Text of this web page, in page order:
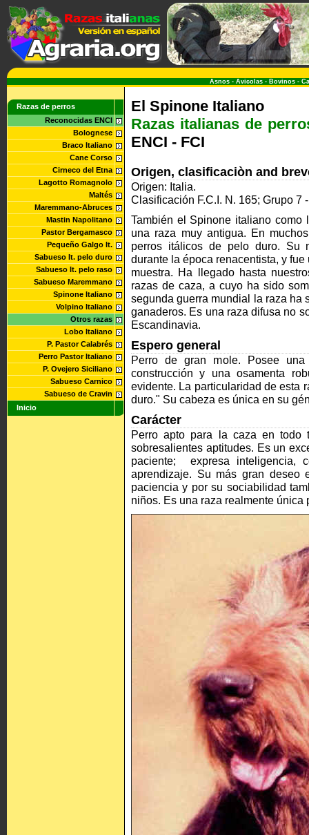
Asnos - Avicolas - Bovinos -
Razas de perros
Reconocidas ENCI
Bolognese
Braco Italiano
Cane Corso
Cirneco del Etna
Lagotto Romagnolo
Maltés
Maremmano-Abruces
Mastin Napolitano
Pastor Bergamasco
Pequeño Galgo It.
Sabueso It. pelo duro
Sabueso It. pelo raso
Sabueso Maremmano
Spinone Italiano
Volpino Italiano
Otros razas
Lobo Italiano
P. Pastor Calabrés
Perro Pastor Italiano
P. Ovejero Siciliano
Sabueso Carnico
Sabueso de Cravin
Inicio
El Spinone Italiano
Razas italianas de
ENCI - FCI
Origen, clasificaciòn and
Origen: Italia.
Clasificación F.C.I. N. 165; Grupo 7
También el Spinone italiano
una raza muy antigua. En
perros itálicos de pelo duro. Su
durante la época renacentista, y
muestra. Ha llegado hasta
razas de caza, a cuyo ha sido
segunda guerra mundial la raza ha
ganaderos. Es una raza difusa no
Escandinavia.
Espero general
Perro de gran mole. Posee
construcción y una osamenta
evidente. La particularidad de esta
duro." Su cabeza es única en su
Carácter
Perro apto para la caza en todo
sobresalientes aptitudes. Es un
paciente; expresa inteligencia,
aprendizaje. Su más gran deseo
paciencia y por su sociabilidad
niños. Es una raza realmente